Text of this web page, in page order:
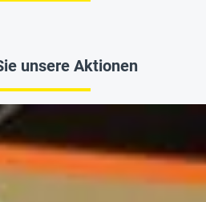
unsere Aktionen